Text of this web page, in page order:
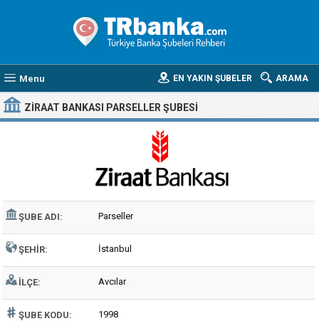
Menu ARAMA
EN YAKIN ŞUBELER
ZIRAAT BANKASI PARSELLER ŞUBESI
ŞUBE ADI: Parseller
ŞEHIR: İstanbul
İLÇE: Avcılar
ŞUBE KODU: 1998